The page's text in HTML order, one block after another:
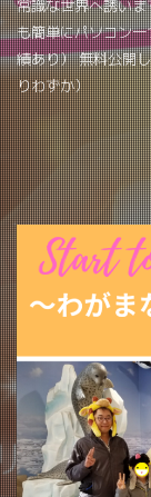
常識な世界へ誘い
も簡単にパソコン
績あり） 無料公開
りわずか）